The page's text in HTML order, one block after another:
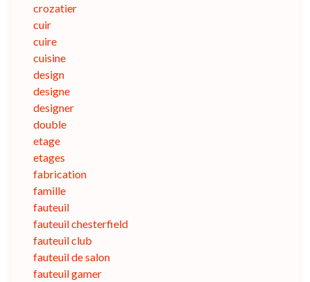
crozatier
cuir
cuire
cuisine
design
designe
designer
double
etage
etages
fabrication
famille
fauteuil
fauteuil chesterfield
fauteuil club
fauteuil de salon
fauteuil gamer